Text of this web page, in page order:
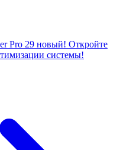
Pro 29 новый! Откройте
системы!